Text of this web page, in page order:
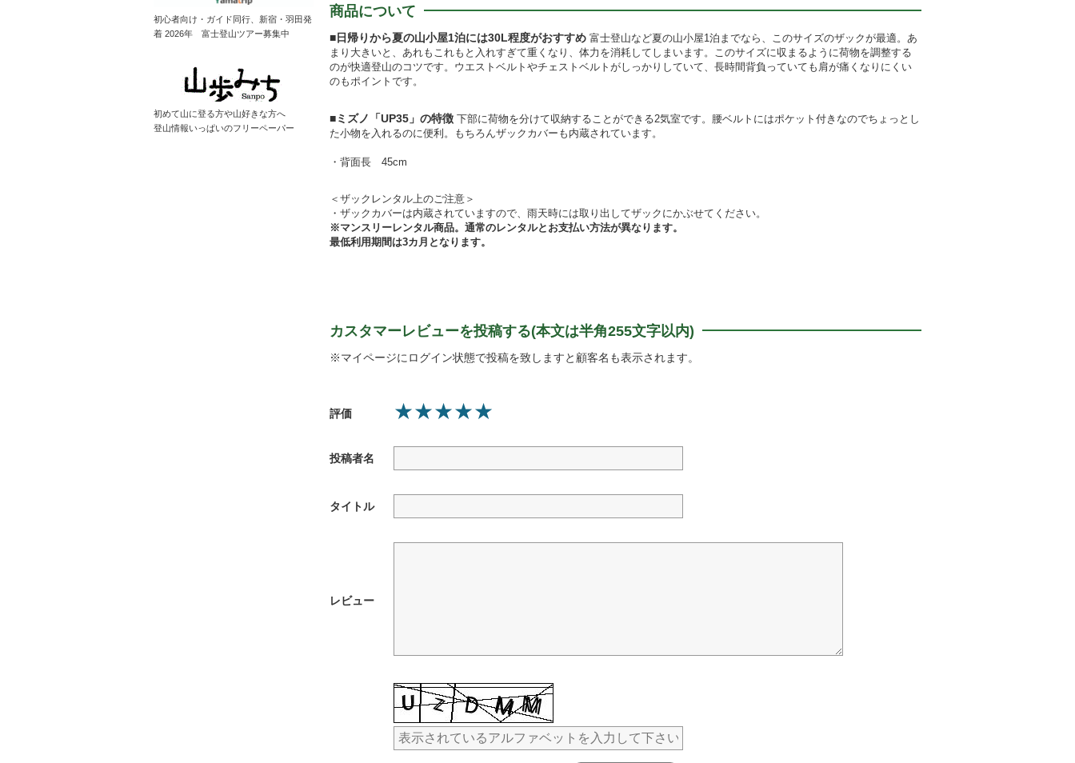
初心者向け・ガイド同行、新宿・羽田発
着 2026年 富士登山ツアー募集中
初めて山に登る方や山好きな方へ
登山情報いっぱいのフリーペーパー
商品について
■日帰りから夏の山小屋1泊には30L程度がおすすめ 富士登山など夏の山小屋1泊までなら、このサイズのザックが最適。あ
まり大きいと、あれもこれもと入れすぎて重くなり、体力を消耗してしまいます。このサイズに収まるように荷物を調整する
のが快適登山のコツです。ウエストベルトやチェストベルトがしっかりしていて、長時間背負っていても肩が痛くなりにくい
のもポイントです。
■ミズノ「UP35」の特徴 下部に荷物を分けて収納することができる2気室です。腰ベルトにはポケット付きなのでちょっとし
た小物を入れるのに便利。もちろんザックカバーも内蔵されています。
・背面長 45cm
＜ザックレンタル上のご注意＞
・ザックカバーは内蔵されていますので、雨天時には取り出してザックにかぶせてください。
※マンスリーレンタル商品。通常のレンタルとお支払い方法が異なります。
最低利用期間は3カ月となります。
カスタマーレビューを投稿する(本文は半角255文字以内)
※マイページにログイン状態で投稿を致しますと顧客名も表示されます。
評価 ★★★★★
投稿者名
タイトル
レビュー